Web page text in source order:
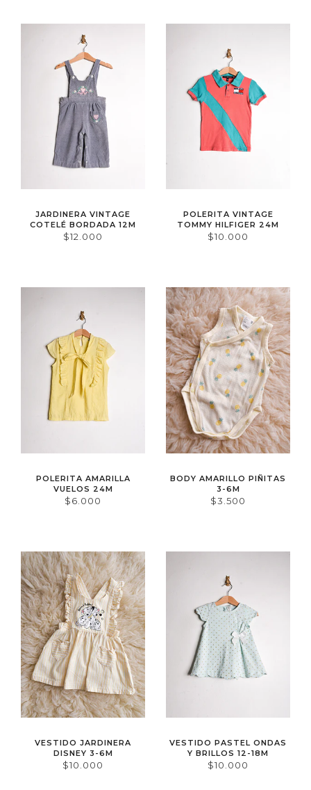
JARDINERA VINTAGE
COTELÉ BORDADA 12M
$12.000
POLERITA VINTAGE
TOMMY HILFIGER 24M
$10.000
POLERITA AMARILLA
VUELOS 24M
$6.000
BODY AMARILLO PIÑITAS
3-6M
$3.500
VESTIDO JARDINERA
DISNEY 3-6M
$10.000
VESTIDO PASTEL ONDAS
Y BRILLOS 12-18M
$10.000